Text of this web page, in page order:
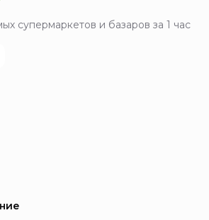
супермаркетов и базаров за 1 час